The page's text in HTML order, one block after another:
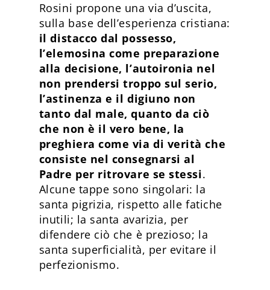
Rosini propone una via d’uscita,
sulla base dell’esperienza cristiana:
il distacco dal possesso,
l’elemosina come preparazione
alla decisione, l’autoironia nel
non prendersi troppo sul serio,
l’astinenza e il digiuno non
tanto dal male, quanto da ciò
che non è il vero bene, la
preghiera come via di verità che
consiste nel consegnarsi al
Padre per ritrovare se stessi.
Alcune tappe sono singolari: la
santa pigrizia, rispetto alle fatiche
inutili; la santa avarizia, per
difendere ciò che è prezioso; la
santa superficialità, per evitare il
perfezionismo.